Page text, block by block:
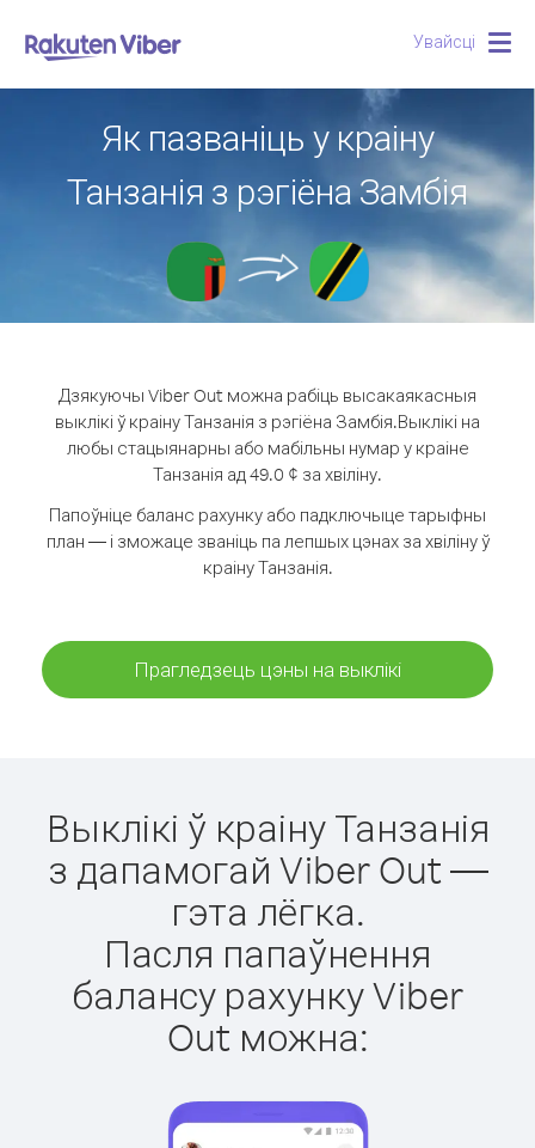
Увайсці
Як пазваніць у краіну
Танзанія з рэгіёна Замбія
Дзякуючы Viber Out можна рабіць высакаякасныя
выклікі ў краіну Танзанія з рэгіёна Замбія.Выклікі на
любы стацыянарны або мабільны нумар у краіне
Танзанія ад 49.0 ¢ за хвіліну.
Папоўніце баланс рахунку або падключыце тарыфны
план — і зможаце званіць па лепшых цэнах за хвіліну ў
краіну Танзанія.
Прагледзець цэны на выклікі
Выклікі ў краіну Танзанія
з дапамогай Viber Out —
гэта лёгка.
Пасля папаўнення
балансу рахунку Viber
Out можна: